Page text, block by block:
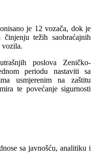
je 1 2 vozača, dok je
težih saobraćajnih
poslova Zeničko-
periodu nastaviti sa
usmjerenim na zaštitu
te povećanje sigurnosti
javnošću,analitiku i